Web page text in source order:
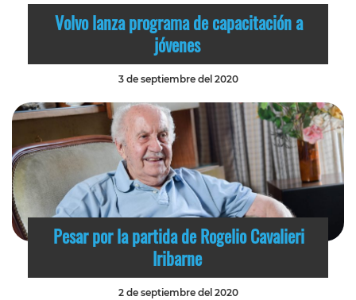
Volvo lanza programa de capacitación a
jóvenes
3 de septiembre del 2020
Pesar por la partida de Rogelio Cavalieri
Iribarne
2 de septiembre del 2020